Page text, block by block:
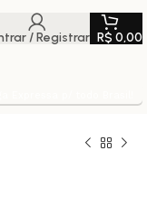
/ Registrar R$ 0,00